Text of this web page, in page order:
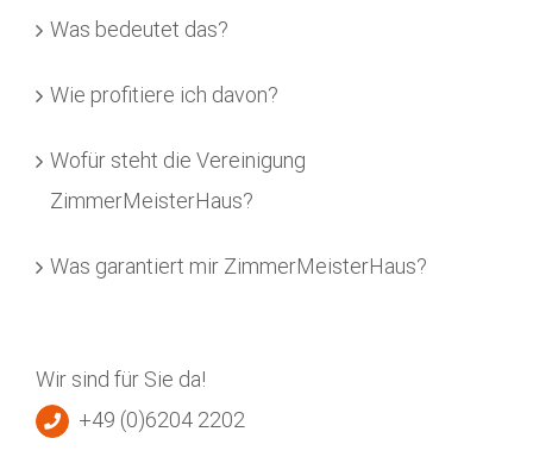
Was bedeutet das?
Wie profitiere ich davon?
Wofür steht die Vereinigung
ZimmerMeisterHaus?
Was garantiert mir ZimmerMeisterHaus?
Wir sind für Sie da!
+49 (0)6204 2202